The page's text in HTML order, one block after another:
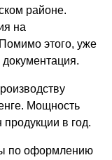
районе.
на
этого, уже
Мощность
продукции в год.
по оформлению